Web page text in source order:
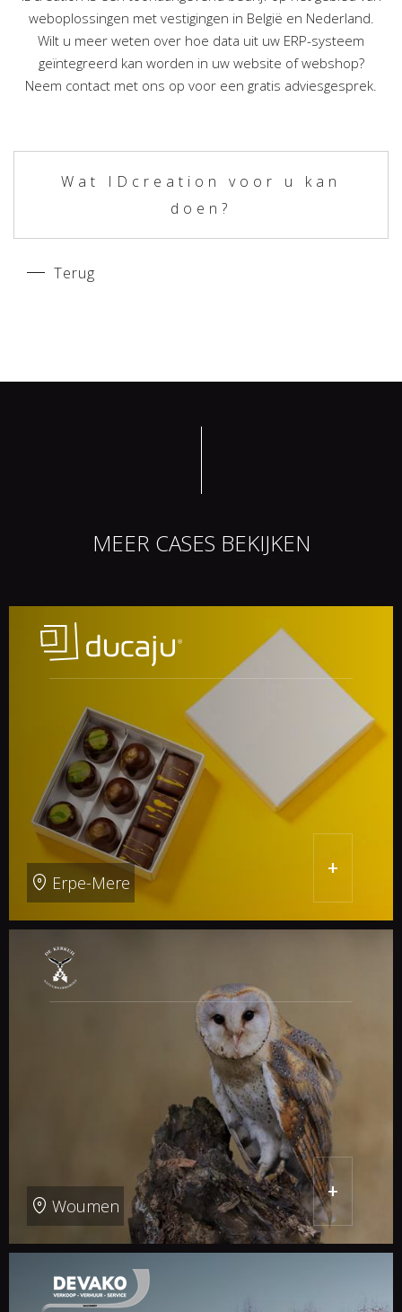
weboplossingen met vestigingen in België en Nederland.
Wilt u meer weten over hoe data uit uw ERP-systeem
geïntegreerd kan worden in uw website of webshop?
Neem contact met ons op voor een gratis adviesgesprek.
Wat IDcreation voor u kan
doen?
Terug
MEER CASES BEKIJKEN
Erpe-Mere
+
Woumen
+